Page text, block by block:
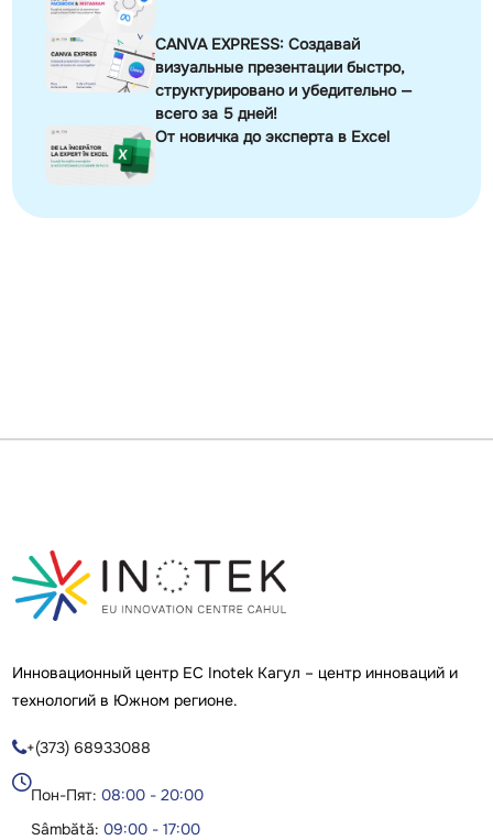
CANVA EXPRESS: Создавай
визуальные презентации быстро,
структурировано и убедительно —
всего за 5 дней!
От новичка до эксперта в Excel
Инновационный центр ЕС Inotek Кагул – центр инноваций и
технологий в Южном регионе.
+(373) 68933088

Пон-Пят:08:00 - 20:00
Sâmbătă:09:00 - 17:00